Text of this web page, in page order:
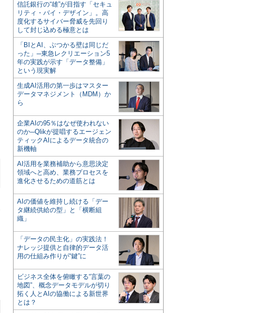
信託銀行の“雄”が目指す「セキュ
リティ・バイ・デザイン」。高
度化するサイバー脅威を先回り
して封じ込める極意とは
「BIとAI、ぶつかる壁は同じだ
った」─東急レクリエーション5
年の実践が示す「データ整備」
という現実解
生成AI活用の第一歩はマスター
データマネジメント（MDM）か
ら
企業AIの95％はなぜ使われない
のか─Qlikが提唱するエージェン
ティックAIによるデータ統合の
新機軸
AI活用を業務補助から意思決定
領域へと高め、業務プロセスを
進化させるための道筋とは
AIの価値を維持し続ける「デー
タ継続供給の型」と「横断組
織」
「データの民主化」の実践法！
ナレッジ提供と自律的データ活
用の仕組み作りが“鍵”に
ビジネス全体を俯瞰する“言葉の
地図”、概念データモデルが切り
拓く人とAIの協働による新世界
とは？